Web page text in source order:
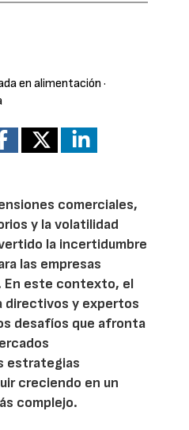
en alimentación ·
comerciales,
y la volatilidad
la incertidumbre
las empresas
En este contexto, el
directivos y expertos
desafíos que afronta
estrategias
creciendo en un
complejo.